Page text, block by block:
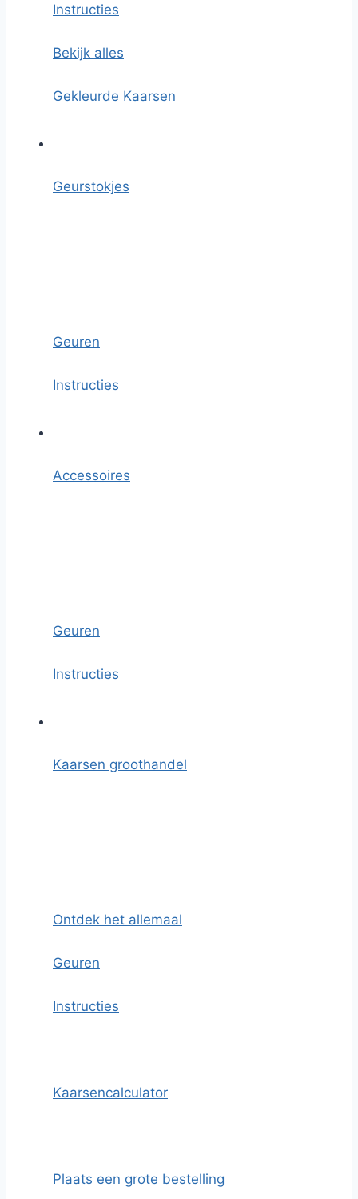
Instructies
Bekijk alles
Gekleurde Kaarsen
Geurstokjes
Geuren
Instructies
Accessoires
Geuren
Instructies
Kaarsen groothandel
Ontdek het allemaal
Geuren
Instructies
Kaarsencalculator
Plaats een grote bestelling